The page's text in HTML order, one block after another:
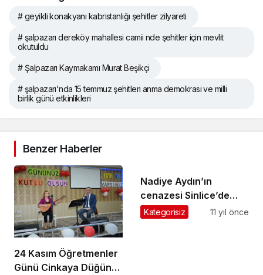
# geyikli konakyanı kabristanlığı şehitler zilyareti
# şalpazarı dereköy mahallesi camii nde şehitler için mevlit
okutuldu
# Şalpazarı Kaymakamı Murat Beşikçi
# şalpazarı'nda 15 temmuz şehitleri anma demokrasi ve milli
birlik günü etkinlikleri
Benzer Haberler
24 Kasım Öğretmenler
Günü Cinkaya Düğün
Nadiye Aydın’ın
cenazesi Sinlice’de
toprağa verildi
Kategorisiz 11 yıl önce